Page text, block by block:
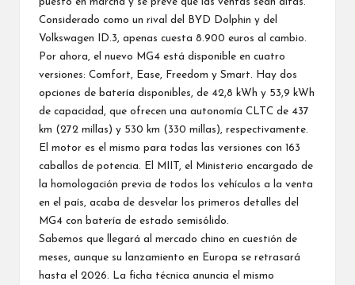
Considerado como un rival del BYD Dolphin y del
Volkswagen ID.3, apenas cuesta 8.900 euros al cambio.
Por ahora, el nuevo MG4 está disponible en cuatro
versiones: Comfort, Ease, Freedom y Smart. Hay dos
opciones de batería disponibles, de 42,8 kWh y 53,9 kWh
de capacidad, que ofrecen una autonomía CLTC de 437
km (272 millas) y 530 km (330 millas), respectivamente.
El motor es el mismo para todas las versiones con 163
caballos de potencia. El MIIT, el Ministerio encargado de
la homologación previa de todos los vehículos a la venta
en el país, acaba de desvelar los primeros detalles del
MG4 con batería de estado semisólido.
Sabemos que llegará al mercado chino en cuestión de
meses, aunque su lanzamiento en Europa se retrasará
hasta el 2026. La ficha técnica anuncia el mismo